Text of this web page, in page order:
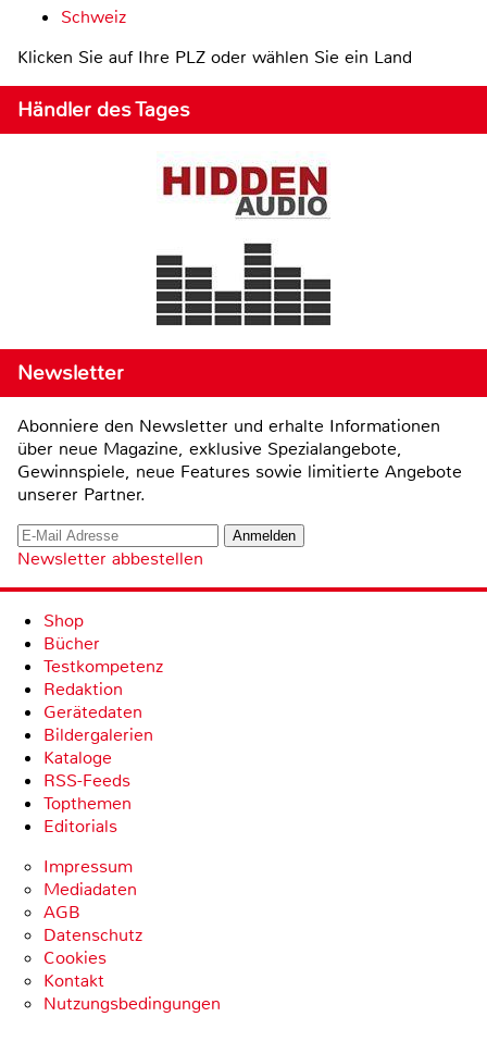
Schweiz
Klicken Sie auf Ihre PLZ oder wählen Sie ein Land
Händler des Tages
Newsletter
Abonniere den Newsletter und erhalte Informationen
über neue Magazine, exklusive Spezialangebote,
Gewinnspiele, neue Features sowie limitierte Angebote
unserer Partner.
Newsletter abbestellen
Shop
Bücher
Testkompetenz
Redaktion
Gerätedaten
Bildergalerien
Kataloge
RSS-Feeds
Topthemen
Editorials
Impressum
Mediadaten
AGB
Datenschutz
Cookies
Kontakt
Nutzungsbedingungen